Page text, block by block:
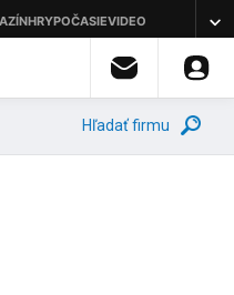
Hľadať firmu